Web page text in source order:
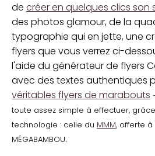
de créer en quelques clics son
des photos glamour, de la
typographie qui en jette, une
flyers que vous verrez ci-
l'aide du générateur de flyers
avec des textes authentiques
véritables flyers de marabouts
toute assez simple à effectuer,
technologie : celle du MMM, offerte à
MÉGABAMBOU.